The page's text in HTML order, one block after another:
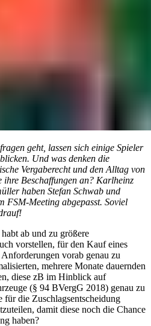
geht, lassen sich einige Spieler
Und was denken die
Vergaberecht und den Alltag von
ihre Beschaffungen an? Karlheinz
haben Stefan Schwab und
FSM-Meeting abgepasst. Soviel
ab und zu größere
vorstellen, für den Kauf eines
vorab genau zu
mehrere Monate dauernden
diese zB im Hinblick auf
(§ 94 BVergG 2018) genau zu
die Zuschlagsentscheidung
damit diese noch die Chance
haben?